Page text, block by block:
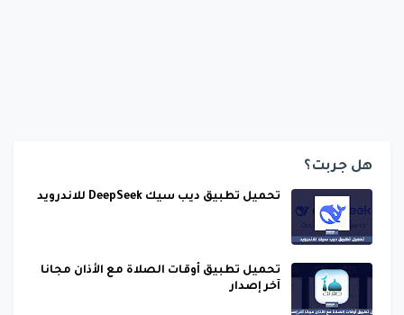
هل جربت؟
تحميل تطبيق ديب سيك DeepSeek للاندرويد
تحميل تطبيق أوقات الصلاة مع الأذان مجانا
آخر إصدار